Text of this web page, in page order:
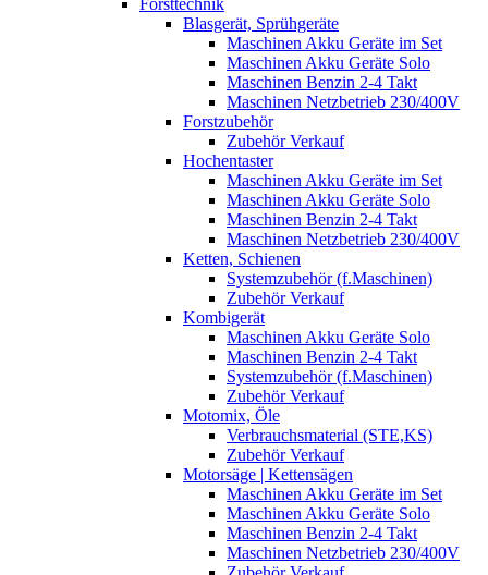
Forsttechnik
Blasgerät, Sprühgeräte
Maschinen Akku Geräte im Set
Maschinen Akku Geräte Solo
Maschinen Benzin 2-4 Takt
Maschinen Netzbetrieb 230/400V
Forstzubehör
Zubehör Verkauf
Hochentaster
Maschinen Akku Geräte im Set
Maschinen Akku Geräte Solo
Maschinen Benzin 2-4 Takt
Maschinen Netzbetrieb 230/400V
Ketten, Schienen
Systemzubehör (f.Maschinen)
Zubehör Verkauf
Kombigerät
Maschinen Akku Geräte Solo
Maschinen Benzin 2-4 Takt
Systemzubehör (f.Maschinen)
Zubehör Verkauf
Motomix, Öle
Verbrauchsmaterial (STE,KS)
Zubehör Verkauf
Motorsäge | Kettensägen
Maschinen Akku Geräte im Set
Maschinen Akku Geräte Solo
Maschinen Benzin 2-4 Takt
Maschinen Netzbetrieb 230/400V